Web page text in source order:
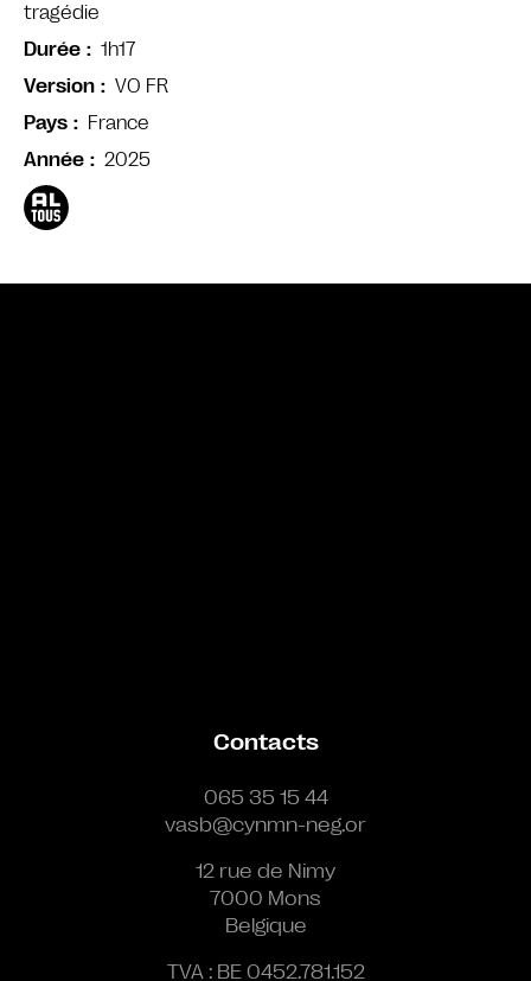
tragédie
Durée
1h17
Version
VO FR
Pays
France
Année
2025
Contacts
065 35 15 44
vasb@cynmn-neg.or
12 rue de Nimy
7000 Mons
Belgique
TVA : BE 0452.781.152